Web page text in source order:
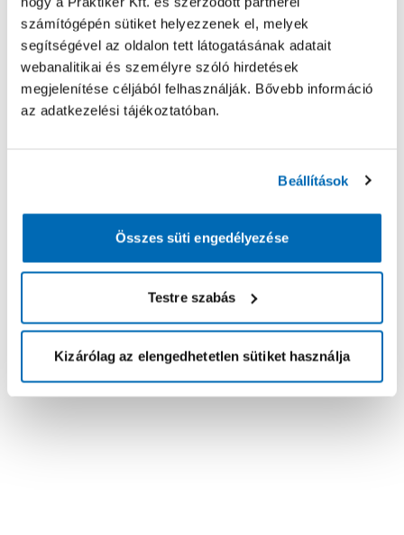
számítógépén sütiket helyezzenek el, melyek
segítségével az oldalon tett látogatásának adatait
webanalitikai és személyre szóló hirdetések
megjelenítése céljából felhasználják. Bővebb információ
az adatkezelési tájékoztatóban.
Beállítások
Összes süti engedélyezése
Testre szabás
Kizárólag az elengedhetetlen sütiket használja